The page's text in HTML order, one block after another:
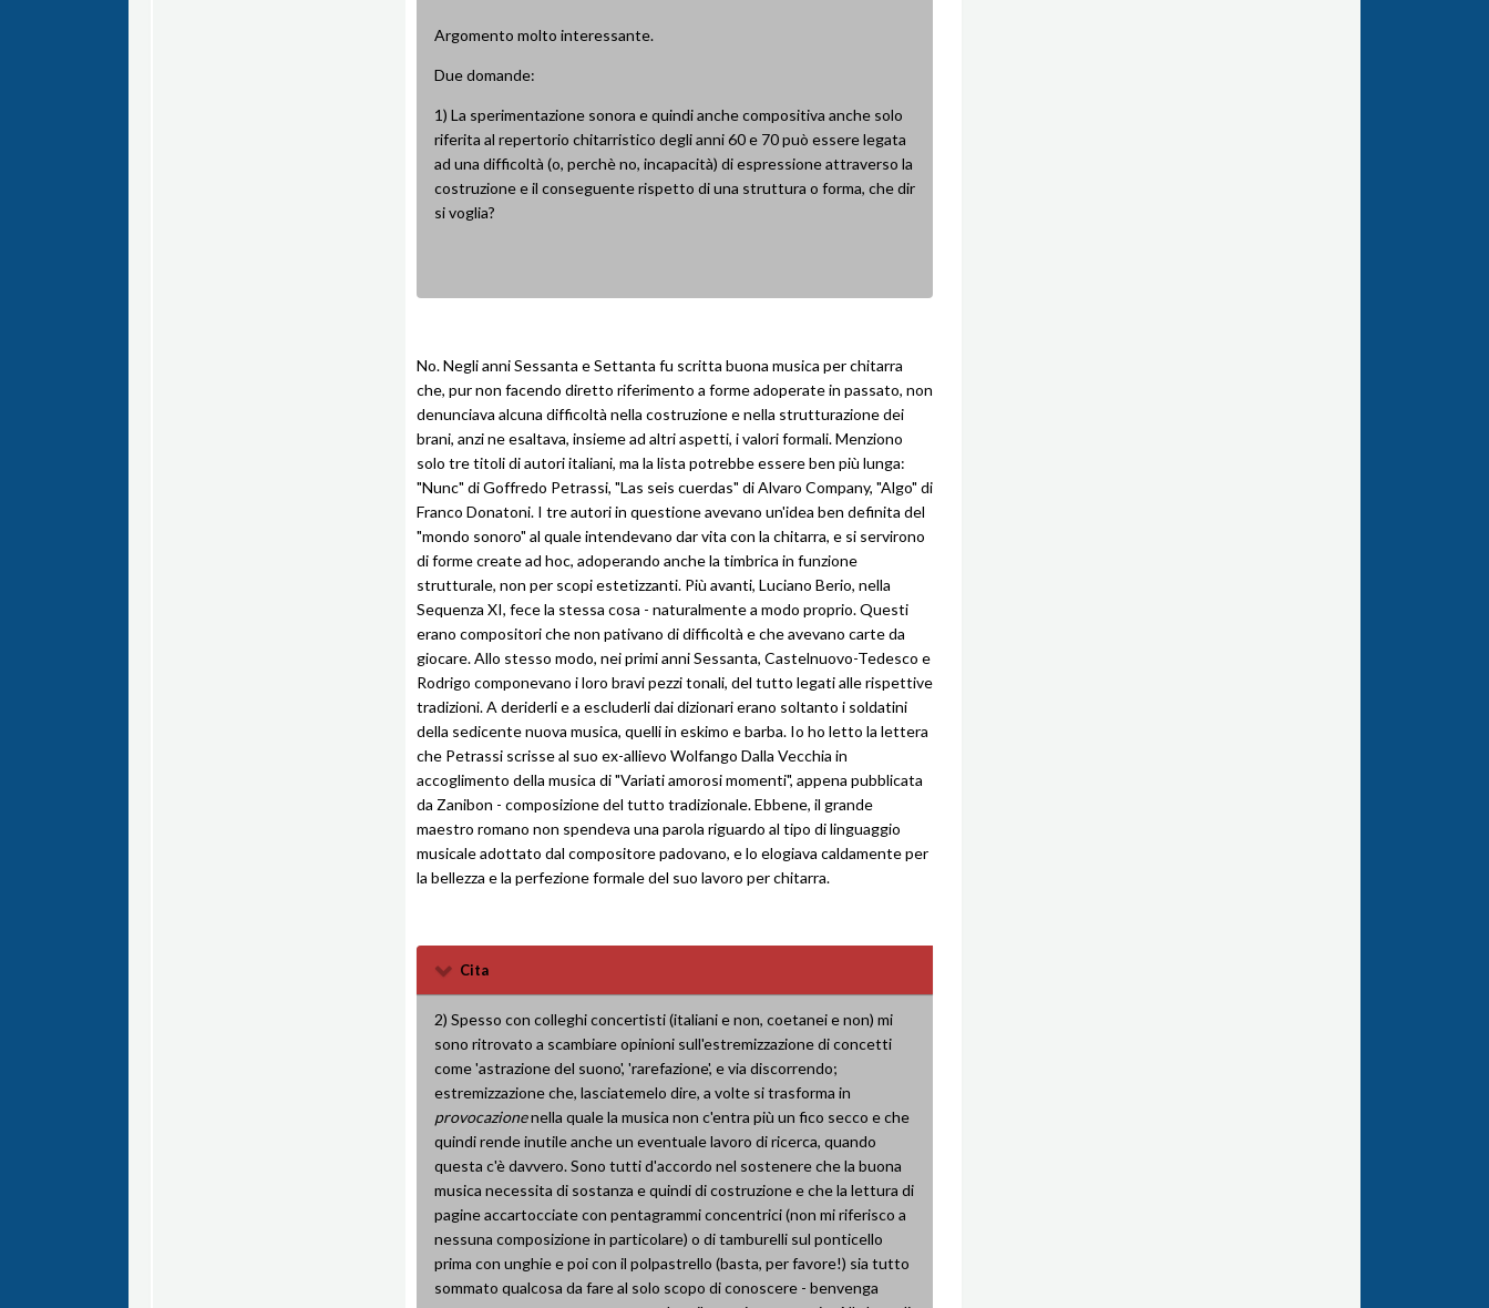
Argomento molto interessante.
Due domande:
1) La sperimentazione sonora e quindi anche compositiva anche solo
riferita al repertorio chitarristico degli anni 60 e 70 può essere legata
ad una difficoltà (o, perchè no, incapacità) di espressione attraverso la
costruzione e il conseguente rispetto di una struttura o forma, che dir
si voglia?
No. Negli anni Sessanta e Settanta fu scritta buona musica per chitarra
che, pur non facendo diretto riferimento a forme adoperate in passato, non
denunciava alcuna difficoltà nella costruzione e nella strutturazione dei
brani, anzi ne esaltava, insieme ad altri aspetti, i valori formali. Menziono
solo tre titoli di autori italiani, ma la lista potrebbe essere ben più lunga:
"Nunc" di Goffredo Petrassi, "Las seis cuerdas" di Alvaro Company, "Algo" di
Franco Donatoni. I tre autori in questione avevano un'idea ben definita del
"mondo sonoro" al quale intendevano dar vita con la chitarra, e si servirono
di forme create ad hoc, adoperando anche la timbrica in funzione
strutturale, non per scopi estetizzanti. Più avanti, Luciano Berio, nella
Sequenza XI, fece la stessa cosa - naturalmente a modo proprio. Questi
erano compositori che non pativano di difficoltà e che avevano carte da
giocare. Allo stesso modo, nei primi anni Sessanta, Castelnuovo-Tedesco e
Rodrigo componevano i loro bravi pezzi tonali, del tutto legati alle rispettive
tradizioni. A deriderli e a escluderli dai dizionari erano soltanto i soldatini
della sedicente nuova musica, quelli in eskimo e barba. Io ho letto la lettera
che Petrassi scrisse al suo ex-allievo Wolfango Dalla Vecchia in
accoglimento della musica di "Variati amorosi momenti", appena pubblicata
da Zanibon - composizione del tutto tradizionale. Ebbene, il grande
maestro romano non spendeva una parola riguardo al tipo di linguaggio
musicale adottato dal compositore padovano, e lo elogiava caldamente per
la bellezza e la perfezione formale del suo lavoro per chitarra.
Cita
2) Spesso con colleghi concertisti (italiani e non, coetanei e non) mi
sono ritrovato a scambiare opinioni sull'estremizzazione di concetti
come 'astrazione del suono', 'rarefazione', e via discorrendo;
estremizzazione che, lasciatemelo dire, a volte si trasforma in
provocazionenella quale la musica non c'entra più un fico secco e che
quindi rende inutile anche un eventuale lavoro di ricerca, quando
questa c'è davvero. Sono tutti d'accordo nel sostenere che la buona
musica necessita di sostanza e quindi di costruzione e che la lettura di
pagine accartocciate con pentagrammi concentrici (non mi riferisco a
nessuna composizione in particolare) o di tamburelli sul ponticello
prima con unghie e poi con il polpastrello (basta, per favore!) sia tutto
sommato qualcosa da fare al solo scopo di conoscere - benvenga